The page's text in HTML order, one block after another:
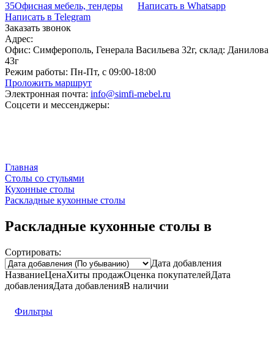
35Офисная мебель, тендеры
Написать в Whatsapp
Написать в Telegram
Заказать звонок
Адрес:
Офис: Симферополь, Генерала Васильева 32г, склад: Данилова
43г
Режим работы: Пн-Пт, с 09:00-18:00
Проложить маршрут
Электронная почта: info@simfi-mebel.ru
Соцсети и мессенджеры:
Главная
Столы со стульями
Кухонные столы
Раскладные кухонные столы
Раскладные кухонные столы в
Сортировать:
Дата добавления
НазваниеЦенаХиты продажОценка покупателейДата
добавленияДата добавленияВ наличии
Фильтры